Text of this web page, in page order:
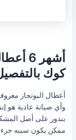
أشهر 6 أعطال في
كوك
أعطال البوتجاز
وأي صيانة عادية هو
بندور على أصل
ممكن يكون سببه